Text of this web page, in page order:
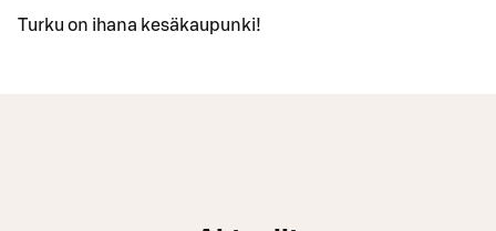
Turku on ihana kesäkaupunki!